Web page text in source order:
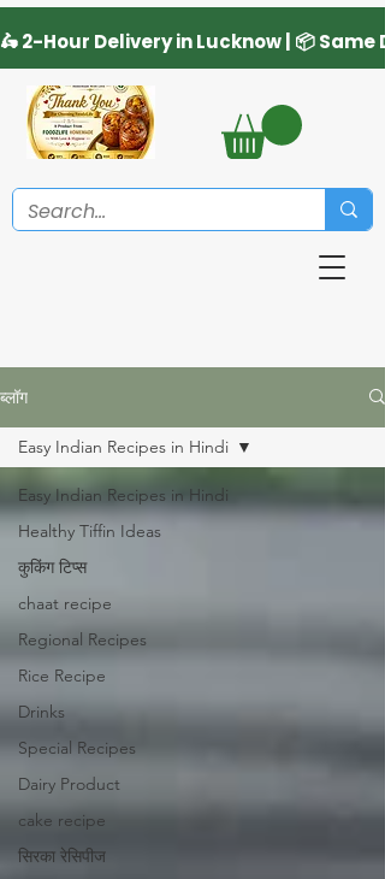
ब्लॉग
Easy Indian Recipes in Hindi
Healthy Tiffin Ideas
कुकिंग टिप्स
chaat recipe
Regional Recipes
Rice Recipe
Drinks
Special Recipes
Dairy Product
cake recipe
सिरका रेसिपीज
Easy Indian Recipes in Hindi